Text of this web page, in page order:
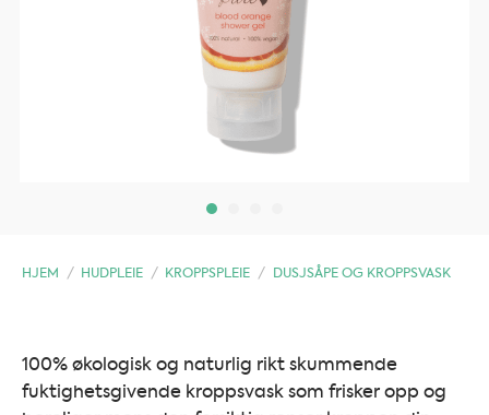
HJEM / HUDPLEIE / KROPPSPLEIE / DUSJSÅPE OG KROPPSVASK
100% økologisk og naturlig rikt skummende
fuktighetsgivende kroppsvask som frisker opp og